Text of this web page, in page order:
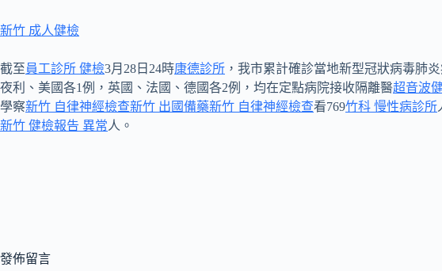
新竹 成人健檢
截至員工診所 健檢3月28日24時康德診所 ，我市累計確診當地新型冠狀病毒肺
夜利、美國各1例，英國、法國、德國各2例，均在定點病院接收隔離醫超音波
學察新竹 自律神經檢查新竹 出國備藥新竹 自律神經檢查看769竹科 慢性病診所
新竹 健檢報告 異常人。
發佈留言